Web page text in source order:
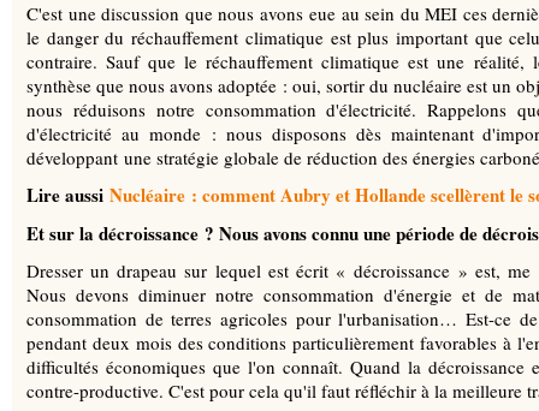
C'est une discussion que nous avons eue au sein du MEI ces
le danger du réchauffement climatique est plus important que
contraire. Sauf que le réchauffement climatique est une
synthèse que nous avons adoptée : oui, sortir du nucléaire est un
nous réduisons notre consommation d'électricité. Rappelons
d'électricité au monde : nous disposons dès maintenant
développant une stratégie globale de réduction des énergies
Lire aussi Nucléaire : comment Aubry et Hollande scellèrent le
Et sur la décroissance ? Nous avons connu une période de
Dresser un drapeau sur lequel est écrit « décroissance » est,
Nous devons diminuer notre consommation d'énergie et de
consommation de terres agricoles pour l'urbanisation… Est-ce
pendant deux mois des conditions particulièrement favorables à
difficultés économiques que l'on connaît. Quand la décroissance
contre-productive. C'est pour cela qu'il faut réfléchir à la meilleure